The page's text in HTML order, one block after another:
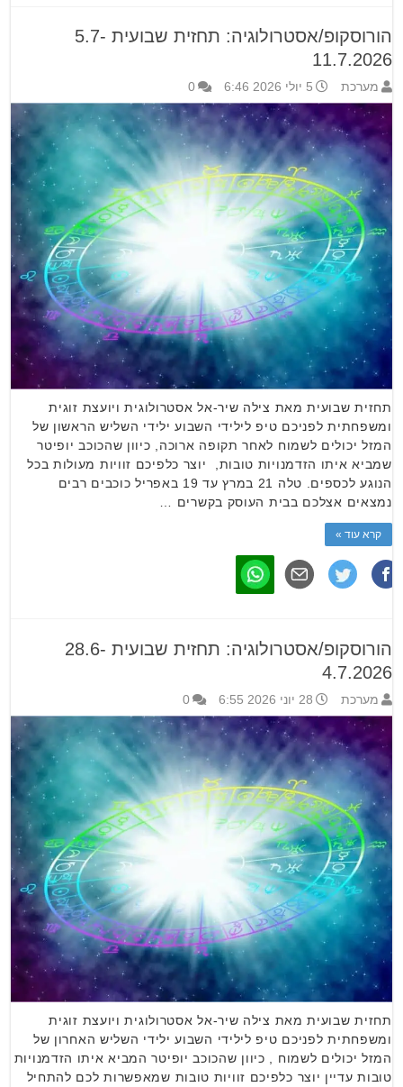
הורוסקופ/אסטרולוגיה: תחזית שבועית 5.7-
11.7.2026
מערכת 5 יולי 2026 6:46 0
תחזית שבועית מאת צילה שיר-אל אסטרולוגית ויועצת זוגית
ומשפחתית לפניכם טיפ לילידי השבוע ילידי השליש הראשון של
המזל יכולים לשמוח לאחר תקופה ארוכה, כיוון שהכוכב יופיטר
שמביא איתו הזדמנויות טובות, יוצר כלפיכם זוויות מעולות בכל
הנוגע לכספים. טלה 21 במרץ עד 19 באפריל כוכבים רבים
נמצאים אצלכם בבית העוסק בקשרים …
קרא עוד »
הורוסקופ/אסטרולוגיה: תחזית שבועית 28.6-
4.7.2026
מערכת 28 יוני 2026 6:55 0
תחזית שבועית מאת צילה שיר-אל אסטרולוגית ויועצת זוגית
ומשפחתית לפניכם טיפ לילידי השבוע ילידי השליש האחרון של
המזל יכולים לשמוח , כיוון שהכוכב יופיטר המביא איתו הזדמנויות
טובות עדיין יוצר כלפיכם זוויות טובות שמאפשרות לכם להתחיל